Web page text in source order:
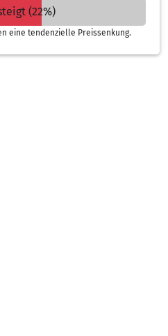
(22%)
eine tendenzielle Preissenkung.